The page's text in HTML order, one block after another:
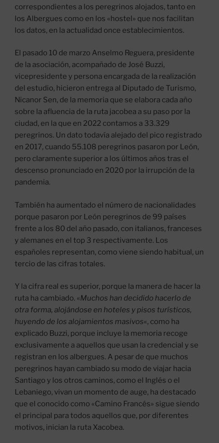
correspondientes a los peregrinos alojados, tanto en
los Albergues como en los «hostel» que nos facilitan
los datos, en la actualidad once establecimientos.
El pasado 10 de marzo Anselmo Reguera, presidente
de la asociación, acompañado de José Buzzi,
vicepresidente y persona encargada de la realización
del estudio, hicieron entrega al Diputado de Turismo,
Nicanor Sen, de la memoria que se elabora cada año
sobre la afluencia de la ruta jacobea a su paso por la
ciudad, en la que en 2022 contamos a 33.329
peregrinos. Un dato todavía alejado del pico registrado
en 2017, cuando 55.108 peregrinos pasaron por León,
pero claramente superior a los últimos años tras el
descenso pronunciado en 2020 por la irrupción de la
pandemia.
También ha aumentado el número de nacionalidades
porque pasaron por León peregrinos de 99 países
frente a los 80 del año pasado, con italianos, franceses
y alemanes en el top 3 respectivamente. Los
españoles representan, como viene siendo habitual, un
tercio de las cifras totales.
Y la cifra real es superior, porque la manera de hacer la
ruta ha cambiado. «Muchos han decidido hacerlo de
otra forma, alojándose en hoteles y pisos turísticos,
huyendo de los alojamientos masivos«, como ha
explicado Buzzi, porque incluye la memoria recoge
exclusivamente a aquellos que usan la credencial y se
registran en los albergues. A pesar de que muchos
peregrinos hayan cambiado su modo de viajar hacia
Santiago y los otros caminos, como el Inglés o el
Lebaniego, vivan un momento de auge, ha destacado
que el conocido como «Camino Francés» sigue siendo
el principal para todos aquellos que, por diferentes
motivos, inician la ruta Xacobea.